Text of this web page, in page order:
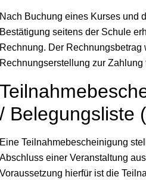
Nach Buchung eines Kurses und
Bestätigung seitens der Schule
Rechnung. Der Rechnungsbetrag
Rechnungserstellung zur Zahlung
/ Belegungsliste
Eine Teilnahmebescheinigung
Abschluss einer Veranstaltung
Voraussetzung hierfür ist die